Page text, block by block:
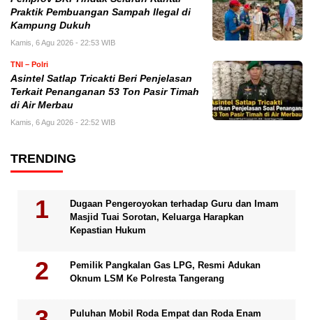
Praktik Pembuangan Sampah Ilegal di
Kampung Dukuh
Kamis, 6 Agu 2026 - 22:53 WIB
TNI – Polri
Asintel Satlap Tricakti Beri Penjelasan
Terkait Penanganan 53 Ton Pasir Timah
di Air Merbau
Kamis, 6 Agu 2026 - 22:52 WIB
TRENDING
Dugaan Pengeroyokan terhadap Guru dan Imam
Masjid Tuai Sorotan, Keluarga Harapkan
Kepastian Hukum
Pemilik Pangkalan Gas LPG, Resmi Adukan
Oknum LSM Ke Polresta Tangerang
Puluhan Mobil Roda Empat dan Roda Enam